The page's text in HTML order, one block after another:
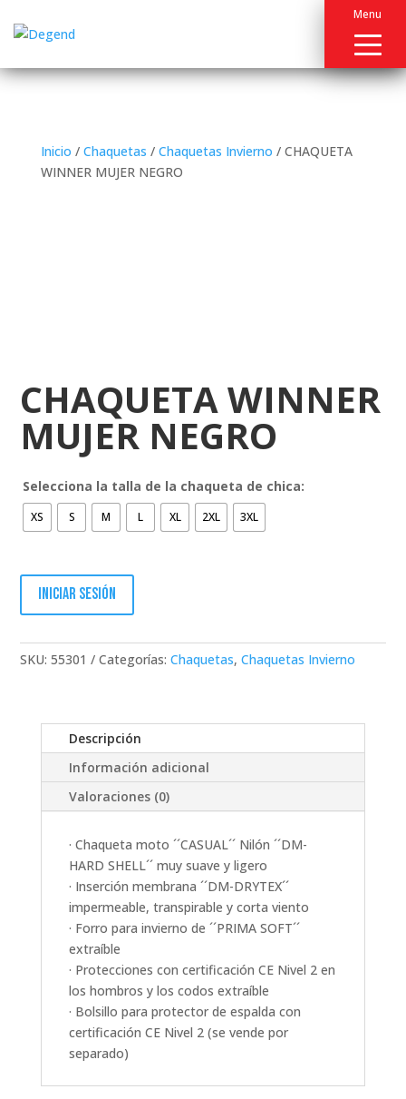
Menu
Inicio / Chaquetas / Chaquetas Invierno / CHAQUETA
WINNER MUJER NEGRO
CHAQUETA WINNER
MUJER NEGRO
Selecciona la talla de la chaqueta de chica:
XS S M L XL 2XL 3XL
Iniciar sesión
SKU:55301 Categorías:Chaquetas,Chaquetas Invierno
Descripción
Información adicional
Valoraciones (0)
· Chaqueta moto ´´CASUAL´´ Nilón ´´DM-
HARD SHELL´´ muy suave y ligero
· Inserción membrana ´´DM-DRYTEX´´
impermeable, transpirable y corta viento
· Forro para invierno de ´´PRIMA SOFT´´
extraíble
· Protecciones con certificación CE Nivel 2 en
los hombros y los codos extraíble
· Bolsillo para protector de espalda con
certificación CE Nivel 2 (se vende por
separado)